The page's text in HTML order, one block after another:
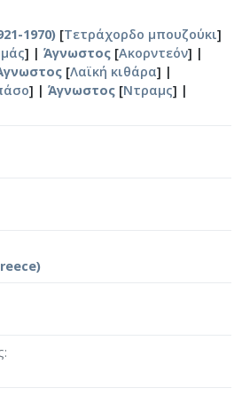
1970) [Τετράχορδο μπουζούκι]
] | Άγνωστος [Ακορντεόν] |
[Λαϊκή κιθάρα] |
] | Άγνωστος [Ντραμς] |